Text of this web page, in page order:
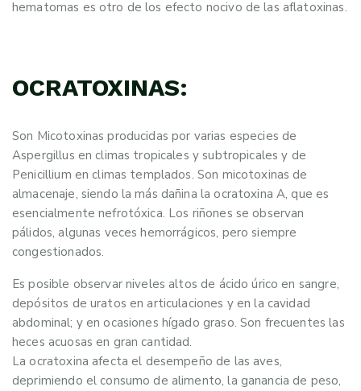
hematomas es otro de los efecto nocivo de las aflatoxinas.
OCRATOXINAS:
Son Micotoxinas producidas por varias especies de
Aspergillus en climas tropicales y subtropicales y de
Penicillium en climas templados. Son micotoxinas de
almacenaje, siendo la más dañina la ocratoxina A, que es
esencialmente nefrotóxica. Los riñones se observan
pálidos, algunas veces hemorrágicos, pero siempre
congestionados.
Es posible observar niveles altos de ácido úrico en sangre,
depósitos de uratos en articulaciones y en la cavidad
abdominal; y en ocasiones hígado graso. Son frecuentes las
heces acuosas en gran cantidad.
La ocratoxina afecta el desempeño de las aves,
deprimiendo el consumo de alimento, la ganancia de peso,